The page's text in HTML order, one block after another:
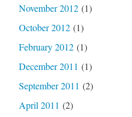
November 2012(1)
October 2012(1)
February 2012(1)
December 2011 (1)
September 2011 (2)
April 2011 (2)